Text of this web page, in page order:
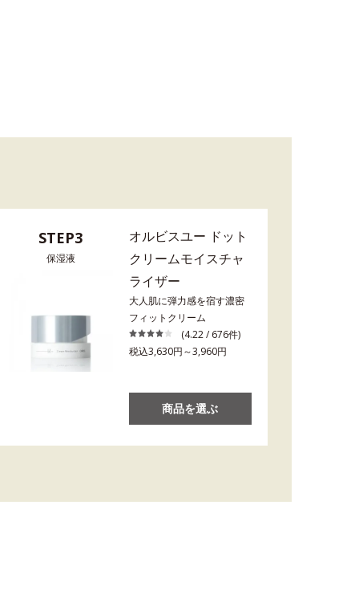
STEP3
保湿液
オルビスユー ドット
クリームモイスチャ
ライザー
大人肌に弾力感を宿す濃密
フィットクリーム
(4.22 / 676件)
税込3,630円～3,960円
商品を選ぶ